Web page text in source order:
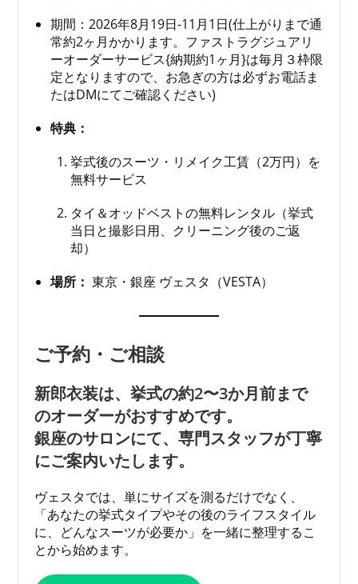
期間：2026年8月19日-11月1日(仕上がりまで通
常約2ヶ月かかります。ファストラグジュアリ
ーオーダーサービス{納期約1ヶ月}は毎月３枠限
定となりますので、お急ぎの方は必ずお電話ま
たはDMにてご確認ください)
特典：
挙式後のスーツ・リメイク工賃（2万円）を
無料サービス
タイ＆オッドベストの無料レンタル（挙式
当日と撮影日用、クリーニング後のご返
却）
場所： 東京・銀座 ヴェスタ（VESTA）
ご予約・ご相談
新郎衣装は、挙式の約2〜3か月前まで
のオーダーがおすすめです。
銀座のサロンにて、専門スタッフが丁寧
にご案内いたします。
ヴェスタでは、単にサイズを測るだけでなく、
「あなたの挙式タイプやその後のライフスタイル
に、どんなスーツが必要か」を一緒に整理するこ
とから始めます。